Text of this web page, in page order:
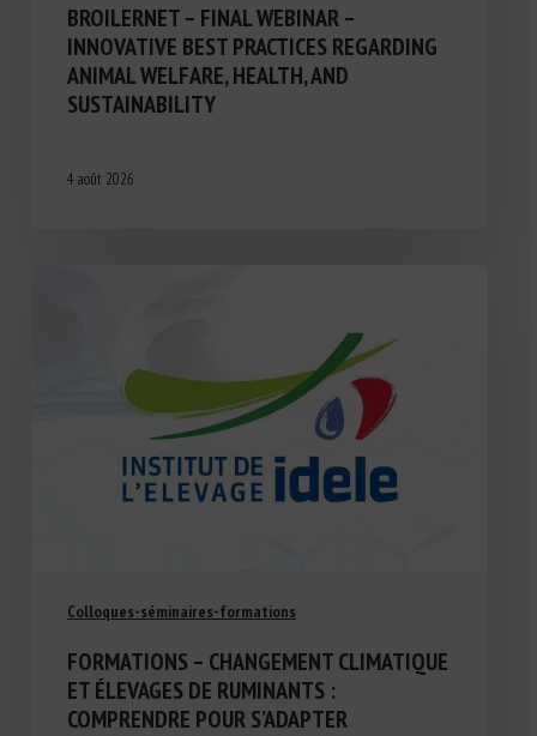
BROILERNET – FINAL WEBINAR –
INNOVATIVE BEST PRACTICES REGARDING
ANIMAL WELFARE, HEALTH, AND
SUSTAINABILITY
4 août 2026
Colloques-séminaires-formations
FORMATIONS – CHANGEMENT CLIMATIQUE
ET ÉLEVAGES DE RUMINANTS :
COMPRENDRE POUR S’ADAPTER